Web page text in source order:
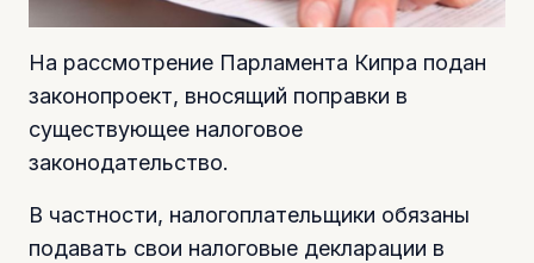
На рассмотрение Парламента Кипра подан
законопроект, вносящий поправки в
существующее налоговое
законодательство.
В частности, налогоплательщики обязаны
подавать свои налоговые декларации в